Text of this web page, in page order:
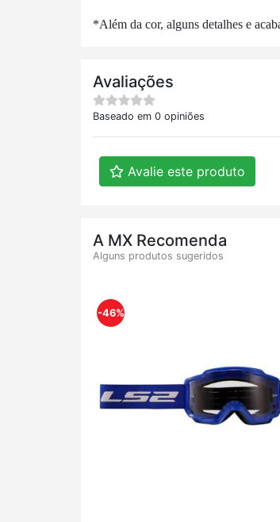
*Além da cor, alguns detalhes e
Avaliações
Baseado em 0 opiniões
Avalie este produto
A MX Recomenda
Alguns produtos sugeridos
-46%